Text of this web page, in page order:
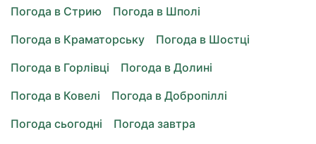
Погода в Стрию
Погода в Шполі
Погода в Краматорську
Погода в Шостці
Погода в Горлівці
Погода в Долині
Погода в Ковелі
Погода в Добропіллі
Погода сьогодні
Погода завтра